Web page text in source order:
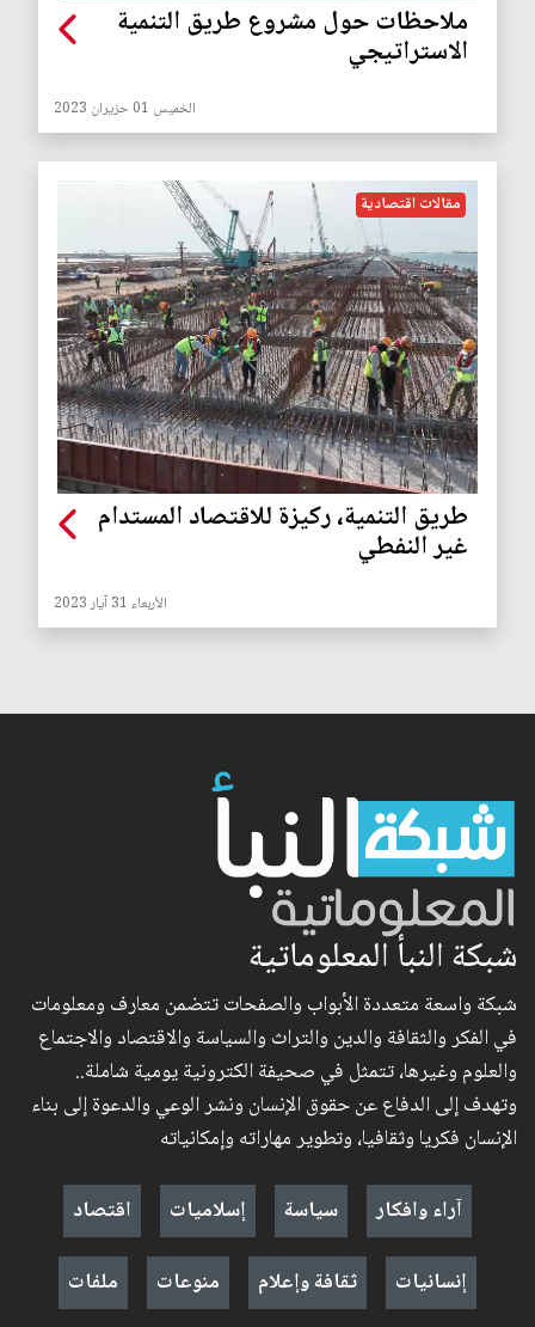
ملاحظات حول مشروع طريق التنمية
الاستراتيجي
الخميس 01 حزيران 2023
مقالات اقتصادية
طريق التنمية، ركيزة للاقتصاد المستدام
غير النفطي
الأربعاء 31 آيار 2023
شبكة النبأ المعلوماتية
شبكة واسعة متعددة الأبواب والصفحات تتضمن معارف ومعلومات
في الفكر والثقافة والدين والتراث والسياسة والاقتصاد والاجتماع
والعلوم وغيرها، تتمثل في صحيفة الكترونية يومية شاملة..
وتهدف إلى الدفاع عن حقوق الإنسان ونشر الوعي والدعوة إلى بناء
الإنسان فكريا وثقافيا، وتطوير مهاراته وإمكانياته
آراء وافكار
سياسة إسلاميات
اقتصاد
إنسانيات
ثقافة وإعلام منوعات ملفات